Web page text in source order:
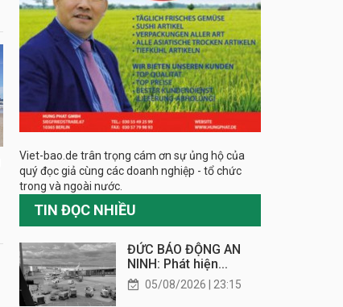
Viet-bao.de trân trọng cám ơn sự ủng hộ của
quý đọc giả cùng các doanh nghiệp - tổ chức
trong và ngoài nước.
TIN ĐỌC NHIỀU
ĐỨC BÁO ĐỘNG AN
NINH: Phát hiện...
05/08/2026 | 23:15